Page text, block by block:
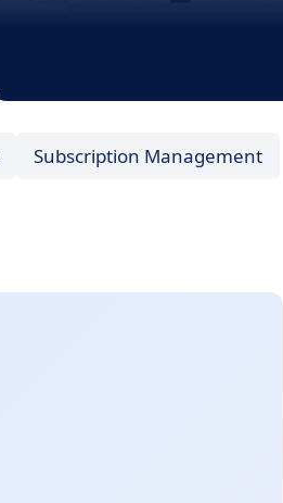
Subscription Management